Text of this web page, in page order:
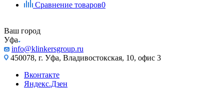
Сравнение товаров0
Ваш город
Уфа
info@klinkersgroup.ru
450078, г. Уфа, Владивостокская, 10, офис 3
Вконтакте
Яндекс.Дзен